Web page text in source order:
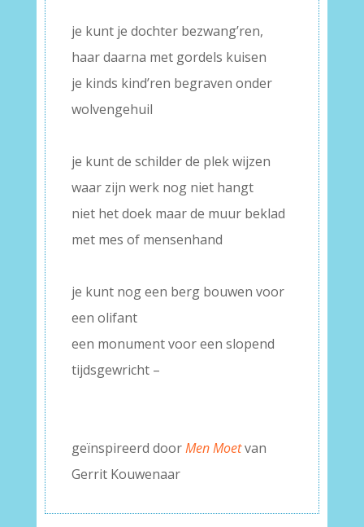
je kunt je dochter bezwang’ren,
haar daarna met gordels kuisen
je kinds kind’ren begraven onder
wolvengehuil
je kunt de schilder de plek wijzen
waar zijn werk nog niet hangt
niet het doek maar de muur beklad
met mes of mensenhand
je kunt nog een berg bouwen voor
een olifant
een monument voor een slopend
tijdsgewricht –
geïnspireerd doorMen Moetvan
Gerrit Kouwenaar